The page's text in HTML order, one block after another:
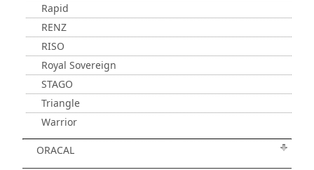
Rapid
RENZ
RISO
Royal Sovereign
STAGO
Triangle
Warrior
ORACAL